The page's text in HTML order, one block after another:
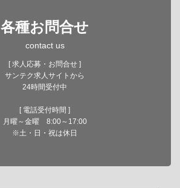
各種お問合せ
contact us
[ 求人応募・お問合せ ]
サンテク求人サイトから
24時間受付中
[ 電話受付時間 ]
月曜～金曜 8:00～17:00
※土・日・祝は休日